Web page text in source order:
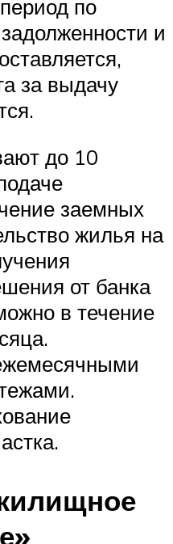
по
и
за выдачу
до 10
заемных
жилья на
от банка
в течение